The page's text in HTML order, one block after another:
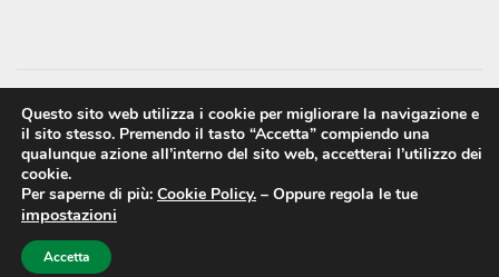
Facebook Instagram Vimeo
Cookie Policy- Privacy Policy
© Copyright 2015. Powered by
Questo sito web utilizza i cookie per migliorare la navigazione e
il sito stesso. Premendo il tasto “Accetta” compiendo una
qualunque azione all’interno del sito web, accetterai l’utilizzo dei
cookie.
Per saperne di più: Cookie Policy. – Oppure regola le tue
impostazioni
Accetta